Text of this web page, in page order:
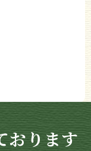
おります